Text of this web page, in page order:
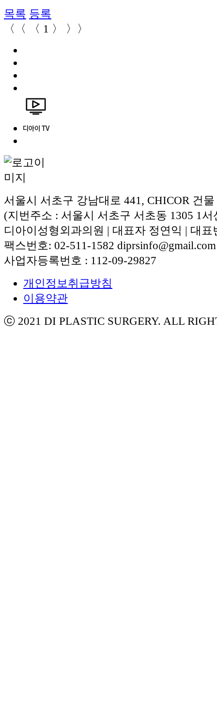
목록 등록
〈〈
〈 1 〉 〉〉
서울시 서초구 강남대로 441, CHICOR 건물
(지번주소 : 서울시 서초구 서초동 1305 1서
디아이성형외과의원 | 대표자 정연익 | 대표
팩스번호: 02-511-1582 diprsinfo@gmail.com
사업자등록번호 : 112-09-29827
개인정보취급방침
이용약관
ⓒ 2021 DI PLASTIC SURGERY. ALL